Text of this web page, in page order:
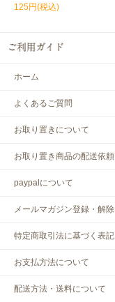
125円(税込)
ホーム
よくあるご質問
お取り置きについて
お取り置き商品の配送依頼
paypalについて
メールマガジン登録・解除
特定商取引法に基づく表記
お支払方法について
配送方法・送料について